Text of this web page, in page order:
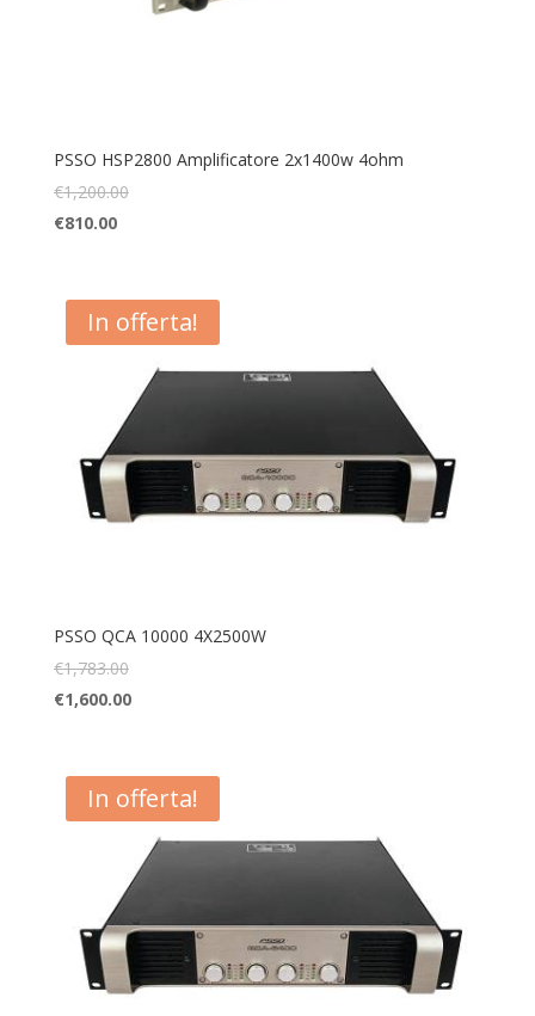
PSSO HSP2800 Amplificatore 2x1400w 4ohm
€1,200.00
€810.00
In offerta!
PSSO QCA 10000 4X2500W
€1,783.00
€1,600.00
In offerta!